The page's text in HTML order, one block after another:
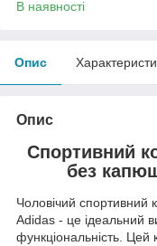
В наявності
Опис
Опис
Спортивний
без
Чоловічий
Adidas - це ідеальний
функціональність. Цей